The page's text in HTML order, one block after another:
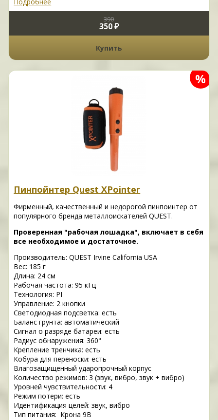
390
350 ₽
Купить
%
Пинпойнтер Quest XPointer
Фирменный, качественный и недорогой пинпоинтер от
популярного бренда металлоискателей QUEST.
Проверенная "рабочая лошадка", включает в себя
все необходимое и достаточное.
Производитель: QUEST Irvine California USA
Вес: 185 г
Длина: 24 см
Рабочая частота: 95 кГц
Технология: PI
Управление: 2 кнопки
Светодиодная подсветка: есть
Баланс грунта: автоматический
Сигнал о разряде батареи: есть
Радиус обнаружения: 360°
Крепление тренчика: есть
Кобура для переноски: есть
Влагозащищенный ударопрочный корпус
Количество режимов: 3 (звук, вибро, звук + вибро)
Уровней чувствительности: 4
Режим потери: есть
Идентификация целей: звук, вибро
Тип питания: Крона 9В